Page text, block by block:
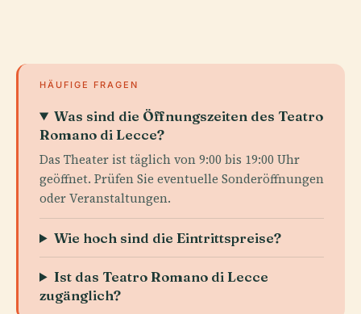
HÄUFIGE FRAGEN
Was sind die Öffnungszeiten des Teatro
Romano di Lecce?
Das Theater ist täglich von 9:00 bis 19:00 Uhr
geöffnet. Prüfen Sie eventuelle Sonderöffnungen
oder Veranstaltungen.
Wie hoch sind die Eintrittspreise?
Ist das Teatro Romano di Lecce
zugänglich?